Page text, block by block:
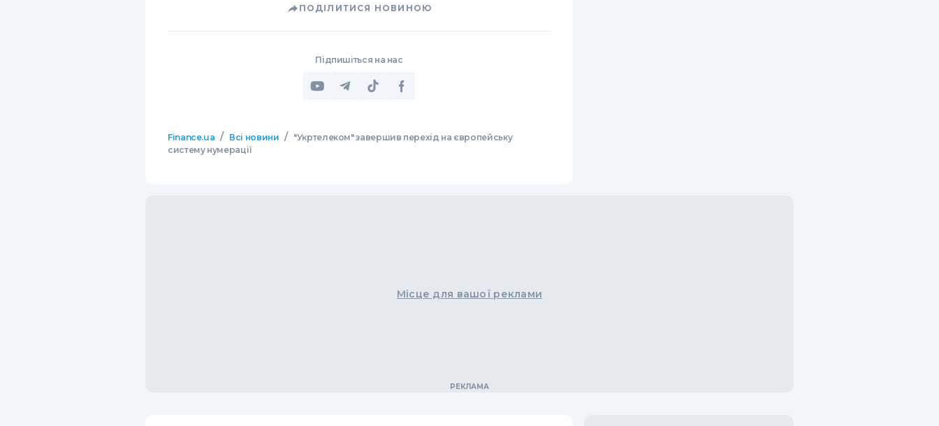
ПОДІЛИТИСЯ НОВИНОЮ
Підпишіться на нас
Finance.ua / Всі новини / "Укртелеком" завершив перехід на європейську
систему нумерації
Місце для вашої реклами